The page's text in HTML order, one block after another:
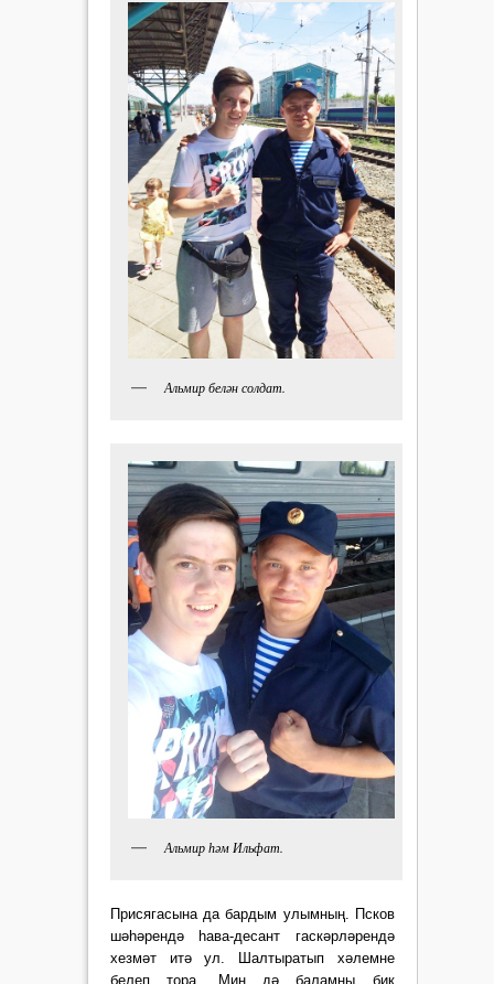
Альмир белән солдат.
Альмир һәм Ильфат.
Присягасына да бардым улымның. Псков
шәһәрендә һава-десант гаскәрләрендә
хезмәт итә ул. Шалтыратып хәлемне
белеп тора. Мин дә баламны бик